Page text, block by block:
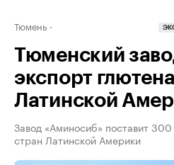
Тюмень
Тюменский
экспорт
Латинской
Завод «Аминосиб» поставит
стран Латинской Америки